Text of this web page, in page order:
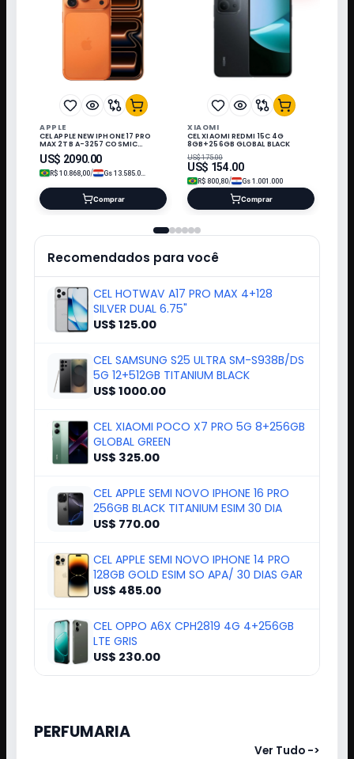
APPLE
CEL APPLE NEW IPHONE 17 PRO
MAX 2TB A-3257 COSMIC
ORANGE LL/A ESIM
US$ 2090.00
R$ 10.868,00/ Gs 13.585.000
Comprar
XIAOMI
CEL XIAOMI REDMI 15C 4G
8GB+256GB GLOBAL BLACK
US$175.00
US$ 154.00
R$ 800,80/ Gs 1.001.000
Comprar
Recomendados para você
CEL HOTWAV A17 PRO MAX 4+128
SILVER DUAL 6.75"
US$ 125.00
CEL SAMSUNG S25 ULTRA SM-S938B/DS
5G 12+512GB TITANIUM BLACK
US$ 1000.00
CEL XIAOMI POCO X7 PRO 5G 8+256GB
GLOBAL GREEN
US$ 325.00
CEL APPLE SEMI NOVO IPHONE 16 PRO
256GB BLACK TITANIUM ESIM 30 DIA
US$ 770.00
CEL APPLE SEMI NOVO IPHONE 14 PRO
128GB GOLD ESIM SO APA/ 30 DIAS GAR
US$ 485.00
CEL OPPO A6X CPH2819 4G 4+256GB
LTE GRIS
US$ 230.00
PERFUMARIA
Ver Tudo ->